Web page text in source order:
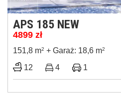
APS 185 NEW
4899 zł
151,8 m2 + Garaż: 18,6 m2
12 4 1